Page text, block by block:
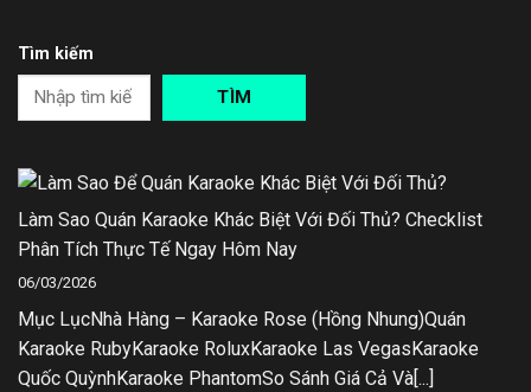
Tìm kiếm
TÌM
Làm Sao Quán Karaoke Khác Biệt Với Đối Thủ? Checklist
Phân Tích Thực Tế Ngay Hôm Nay
06/03/2026
Mục LụcNhà Hàng – Karaoke Rose (Hồng Nhung)Quán
Karaoke RubyKaraoke RoluxKaraoke Las VegasKaraoke
Quốc QuỳnhKaraoke PhantomSo Sánh Giá Cả Và[...]